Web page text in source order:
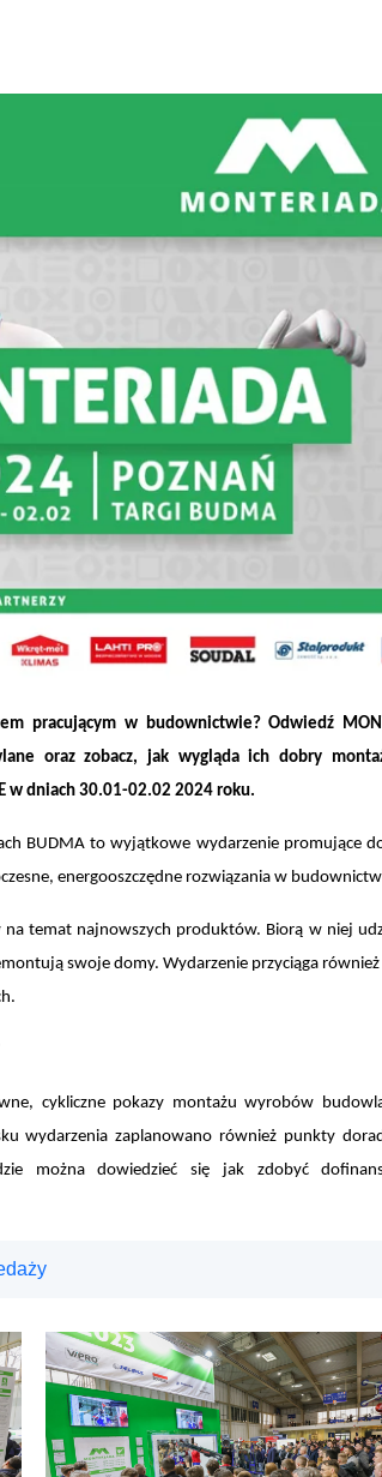
pracującym w budownictwie? Odwiedź
oraz zobacz, jak wygląda ich dobry
w dniach 30.01-02.02 2024 roku.
BUDMA to wyjątkowe wydarzenie promujące
energooszczędne rozwiązania w
temat najnowszych produktów. Biorą w niej
swoje domy. Wydarzenie przyciąga również
cykliczne pokazy montażu wyrobów
wydarzenia zaplanowano również punkty
można dowiedzieć się jak zdobyć